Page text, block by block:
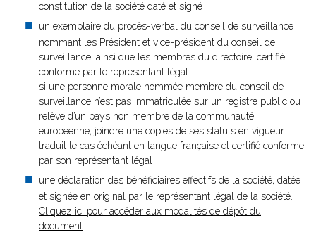
constitution de la société daté et signé
un exemplaire du procès-verbal du conseil de surveillance
nommant les Président et vice-président du conseil de
surveillance, ainsi que les membres du directoire, certifié
conforme par le représentant légal
si une personne morale nommée membre du conseil de
surveillance n’est pas immatriculée sur un registre public ou
relève d’un pays non membre de la communauté
européenne, joindre une copies de ses statuts en vigueur
traduit le cas échéant en langue française et certifié conforme
par son représentant légal
une déclaration des bénéficiaires effectifs de la société, datée
et signée en original par le représentant légal de la société.
Cliquez ici pour accéder aux modalités de dépôt du
document